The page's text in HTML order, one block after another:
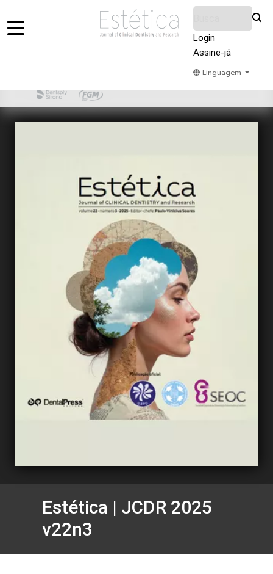
Login
Assine-já
Linguagem
Sobre Nós
Estética | JCDR 2025
v22n3